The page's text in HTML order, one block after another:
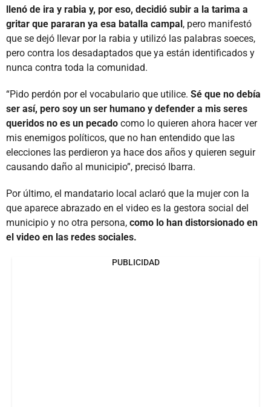
llenó de ira y rabia y, por eso, decidió subir a la tarima a
gritar que pararan ya esa batalla campal, pero manifestó
que se dejó llevar por la rabia y utilizó las palabras soeces,
pero contra los desadaptados que ya están identificados y
nunca contra toda la comunidad.
“Pido perdón por el vocabulario que utilice. Sé que no debía
ser así, pero soy un ser humano y defender a mis seres
queridos no es un pecado como lo quieren ahora hacer ver
mis enemigos políticos, que no han entendido que las
elecciones las perdieron ya hace dos años y quieren seguir
causando daño al municipio”, precisó Ibarra.
Por último, el mandatario local aclaró que la mujer con la
que aparece abrazado en el video es la gestora social del
municipio y no otra persona, como lo han distorsionado en
el video en las redes sociales.
PUBLICIDAD